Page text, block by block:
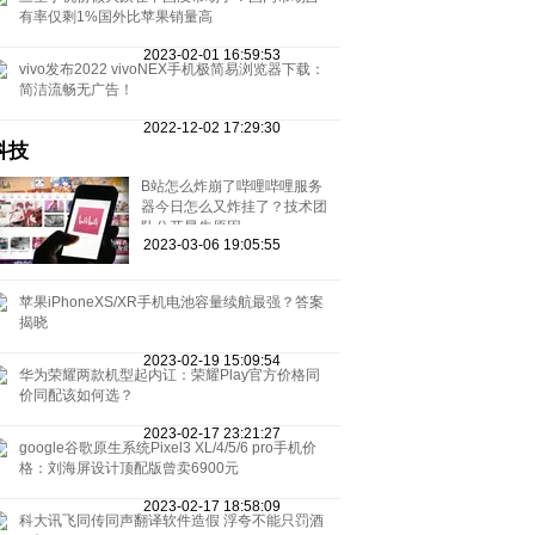
有率仅剩1%国外比苹果销量高
2023-02-01 16:59:53
vivo发布2022 vivoNEX手机极简易浏览器下载：
简洁流畅无广告！
2022-12-02 17:29:30
技
B站怎么炸崩了哔哩哔哩服务
器今日怎么又炸挂了？技术团
队公开早先原因
2023-03-06 19:05:55
苹果iPhoneXS/XR手机电池容量续航最强？答案
揭晓
2023-02-19 15:09:54
华为荣耀两款机型起内讧：荣耀Play官方价格同
价同配该如何选？
2023-02-17 23:21:27
google谷歌原生系统Pixel3 XL/4/5/6 pro手机价
格：刘海屏设计顶配版曾卖6900元
2023-02-17 18:58:09
科大讯飞同传同声翻译软件造假 浮夸不能只罚酒